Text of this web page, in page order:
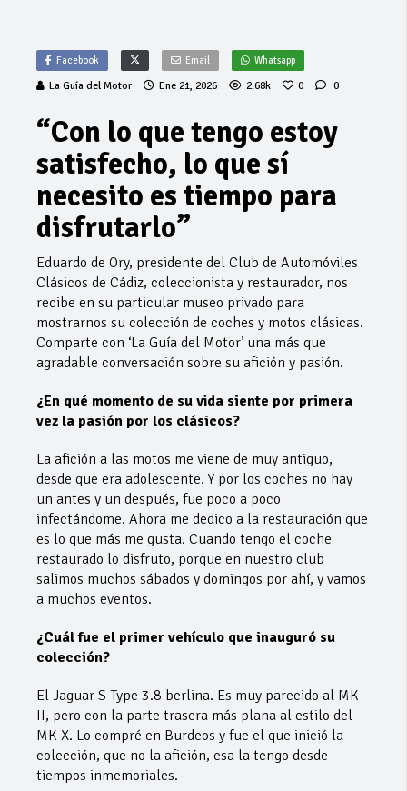
Facebook Email Whatsapp
La Guía del Motor Ene 21, 2026 2.68k 0 0
“Con lo que tengo estoy
satisfecho, lo que sí
necesito es tiempo para
disfrutarlo”
Eduardo de Ory, presidente del Club de Automóviles
Clásicos de Cádiz, coleccionista y restaurador, nos
recibe en su particular museo privado para
mostrarnos su colección de coches y motos clásicas.
Comparte con ‘La Guía del Motor’ una más que
agradable conversación sobre su afición y pasión.
¿En qué momento de su vida siente por primera
vez la pasión por los clásicos?
La afición a las motos me viene de muy antiguo,
desde que era adolescente. Y por los coches no hay
un antes y un después, fue poco a poco
infectándome. Ahora me dedico a la restauración que
es lo que más me gusta. Cuando tengo el coche
restaurado lo disfruto, porque en nuestro club
salimos muchos sábados y domingos por ahí, y vamos
a muchos eventos.
¿Cuál fue el primer vehículo que inauguró su
colección?
El Jaguar S-Type 3.8 berlina. Es muy parecido al MK
II, pero con la parte trasera más plana al estilo del
MK X. Lo compré en Burdeos y fue el que inició la
colección, que no la afición, esa la tengo desde
tiempos inmemoriales.